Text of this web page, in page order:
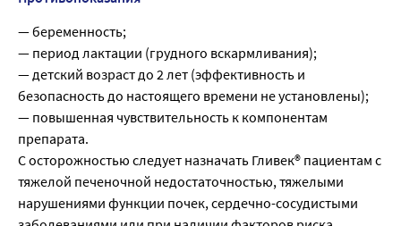
— беременность;
— период лактации (грудного вскармливания);
— детский возраст до 2 лет (эффективность и
безопасность до настоящего времени не установлены);
— повышенная чувствительность к компонентам
препарата.
С осторожностью следует назначать Гливек® пациентам с
тяжелой печеночной недостаточностью, тяжелыми
нарушениями функции почек, сердечно-сосудистыми